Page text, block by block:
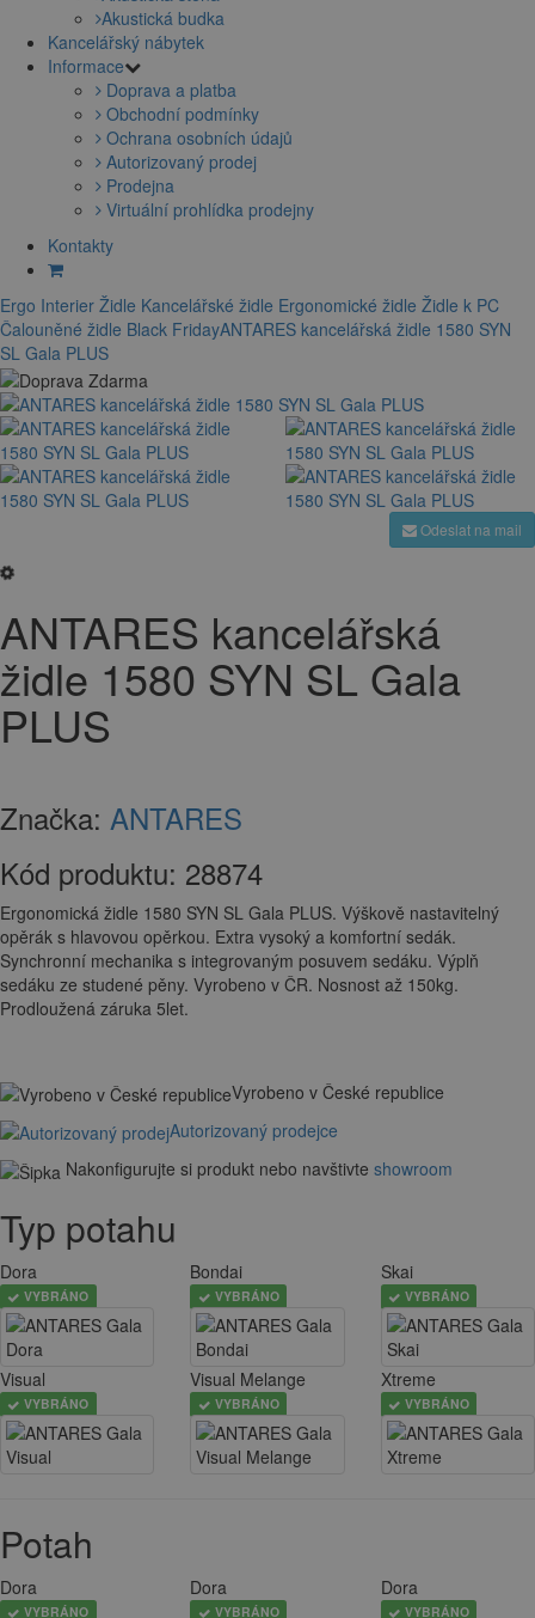
Akustická budka
Kancelářský nábytek
Informace
Doprava a platba
Obchodní podmínky
Ochrana osobních údajů
Autorizovaný prodej
Prodejna
Virtuální prohlídka prodejny
Kontakty
Ergo Interier Židle Kancelářské židle Ergonomické židle Židle k PC
Čalouněné židle Black FridayANTARES kancelářská židle 1580 SYN
SL Gala PLUS
Odeslat na mail
ANTARES kancelářská
židle 1580 SYN SL Gala
PLUS
Značka: ANTARES
Kód produktu: 28874
Ergonomická židle 1580 SYN SL Gala PLUS. Výškově nastavitelný
opěrák s hlavovou opěrkou. Extra vysoký a komfortní sedák.
Synchronní mechanika s integrovaným posuvem sedáku. Výplň
sedáku ze studené pěny. Vyrobeno v ČR. Nosnost až 150kg.
Prodloužená záruka 5let.
Vyrobeno v České republice
Autorizovaný prodejce
Nakonfigurujte si produkt nebo navštivte showroom
Typ potahu
Dora
VYBRÁNO
Bondai
VYBRÁNO
Skai
VYBRÁNO
Visual
VYBRÁNO
Visual Melange
VYBRÁNO
Xtreme
VYBRÁNO
Potah
Dora
VYBRÁNO
Dora
VYBRÁNO
Dora
VYBRÁNO